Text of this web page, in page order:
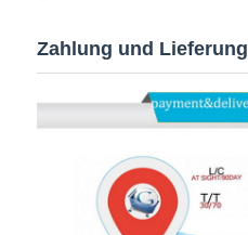
Zahlung und Lieferung